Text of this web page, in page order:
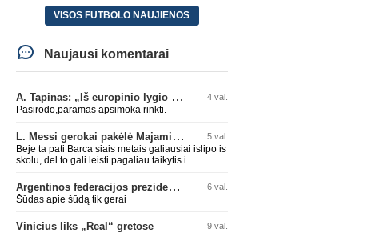
VISOS FUTBOLO NAUJIENOS
Naujausi komentarai
A. Tapinas: „Iš europinio lygio komandos gavom gerų pamokų“ 4 val.
Pasirodo,paramas apsimoka rinkti.
L. Messi gerokai pakėlė Majamio „Inter“ komandos vertę 5 val.
Beje ta pati Barca siais metais galiausiai islipo is
skolu, del to gali leisti pagaliau taikytis i
visa Julian Alvarez saga.
Argentinos federacijos prezidentas C. Tapia negailėjo pagyrų G. Infantino 6 val.
Šūdas apie šūdą tik gerai
Vinicius liks „Real“ gretose 9 val.